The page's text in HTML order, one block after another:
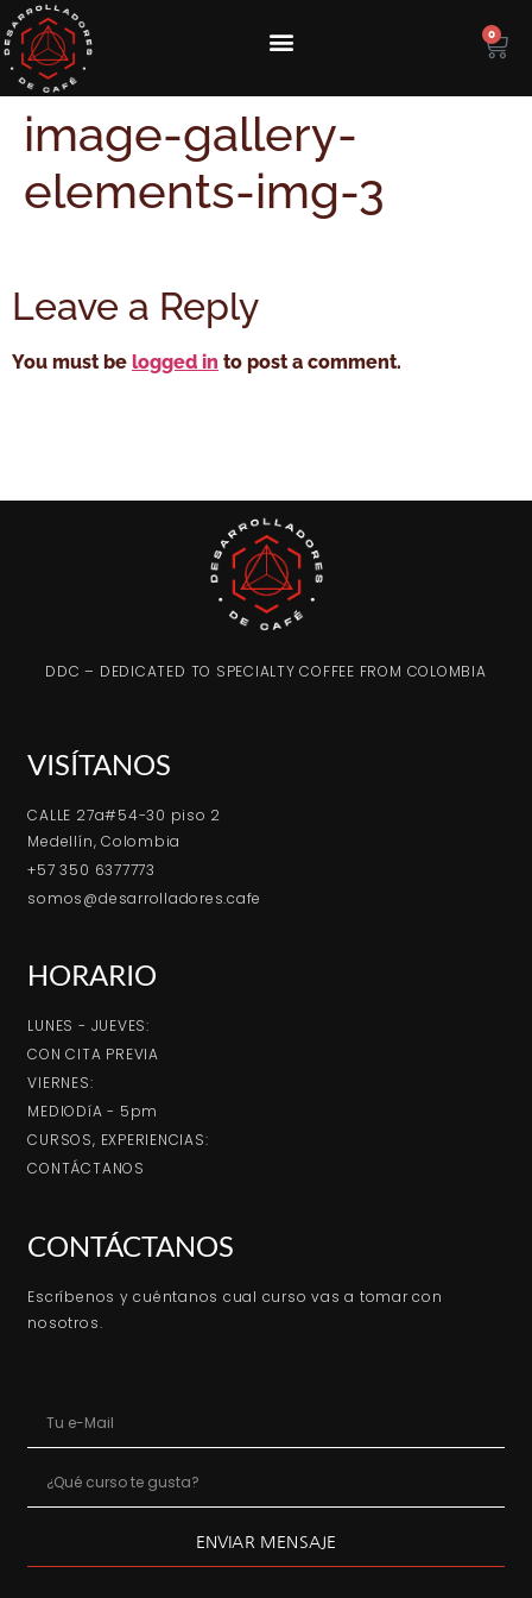
0
image-gallery-
elements-img-3
Leave a Reply
You must be logged in to post a comment.
DDC – DEDICATED TO SPECIALTY COFFEE FROM COLOMBIA
VISÍTANOS
CALLE 27a#54-30 piso 2
Medellín, Colombia
+57 350 6377773
somos@desarrolladores.cafe
HORARIO
LUNES - JUEVES:
CON CITA PREVIA
VIERNES:
MEDIODíA - 5pm
CURSOS, EXPERIENCIAS:
CONTÁCTANOS
CONTÁCTANOS
Escríbenos y cuéntanos cual curso vas a tomar con
nosotros.
ENVIAR MENSAJE